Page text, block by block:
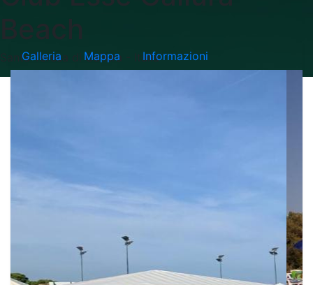
Beach
Santa Teresa di Gallura - Italia
Galleria Mappa Informazioni